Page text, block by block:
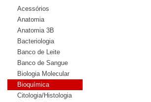
Acessórios
Anatomia
Anatomia 3B
Bacteriologia
Banco de Leite
Banco de Sangue
Biologia Molecular
Bioquímica
Citologia/Histologia